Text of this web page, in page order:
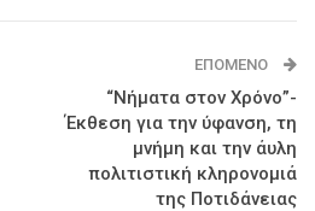
ΕΠΌΜΕΝΟ
“Νήματα στον Χρόνο”-
Έκθεση για την ύφανση, τη
μνήμη και την άυλη
πολιτιστική κληρονομιά
της Ποτιδάνειας